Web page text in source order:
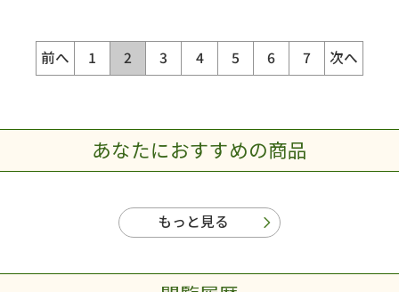
前へ 1 2 3 4 5 6 7 次へ
あなたにおすすめの商品
もっと見る